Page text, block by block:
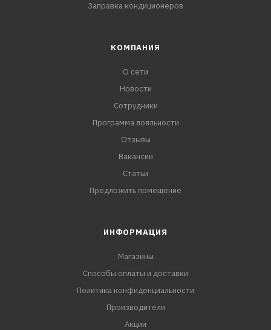
Заправка кондиционеров
КОМПАНИЯ
О сети
Новости
Сотрудники
Программа лояльности
Отзывы
Вакансии
Статьи
Предложить помещение
ИНФОРМАЦИЯ
Магазины
Способы оплаты и доставки
Политика конфиденциальности
Производители
Акции